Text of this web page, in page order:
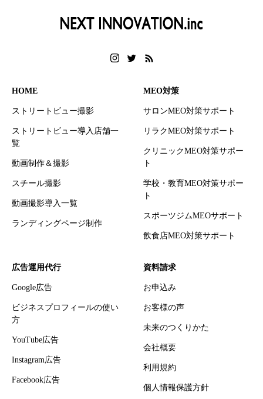
HOME
ストリートビュー撮影
ストリートビュー導入店舗一
覧
動画制作＆撮影
スチール撮影
動画撮影導入一覧
ランディングページ制作
MEO対策
サロンMEO対策サポート
リラクMEO対策サポート
クリニックMEO対策サポー
ト
学校・教育MEO対策サポー
ト
スポーツジムMEOサポート
飲食店MEO対策サポート
広告運用代行
Google広告
ビジネスプロフィールの使い
方
YouTube広告
Instagram広告
Facebook広告
資料請求
お申込み
お客様の声
未来のつくりかた
会社概要
利用規約
個人情報保護方針